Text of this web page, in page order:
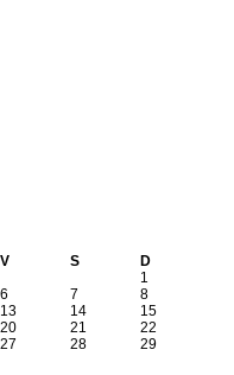
V S
D
1
6 7
8
13 14
15
20 21
22
27 28
29